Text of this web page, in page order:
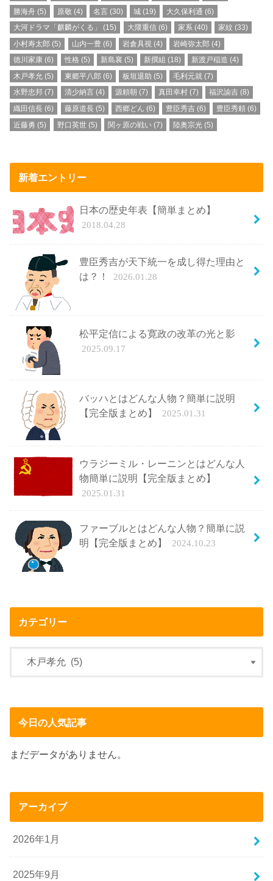
勝海舟 (5) 原敬 (4) 名言(30) 城 (19) 大久保利通 (6)
大河ドラマ「麒麟がくる」
(15) 大隈重信(6) 家系(40) 家紋 (33)
小村寿太郎 (5) 山内一豊 (6) 岩倉具視 (4) 岩崎弥太郎 (4)
徳川家康 (6) 性格 (5) 新島襄 (5) 新撰組 (18) 新渡戸稲造 (4)
木戸孝允 (5) 東郷平八郎 (6) 板垣退助 (5) 毛利元就 (7)
水野忠邦 (7) 清少納言(4) 源頼朝 (7) 真田幸村 (7) 福沢諭吉 (8)
織田信長 (6) 藤原道長(5) 西郷どん (6) 豊臣秀吉 (6) 豊臣秀頼 (6)
近藤勇 (5) 野口英世(5) 関ヶ原の戦い(7) 陸奥宗光 (5)
新着エントリー
日本の歴史年表【簡単まとめ】
2018.04.28
豊臣秀吉が天下統一を成し得た理由と
は？！
2026.01.28
松平定信による寛政の改革の光と影
2025.09.17
バッハとはどんな人物？簡単に説明
【完全版まとめ】
2025.01.31
ウラジーミル・レーニンとはどんな人
物簡単に説明【完全版まとめ】
2025.01.31
ファーブルとはどんな人物？簡単に説
明【完全版まとめ】
2024.10.23
カテゴリー
今日の人気記事
まだデータがありません。
アーカイブ
2026年1月
2025年9月